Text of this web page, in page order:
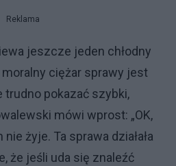
Reklama
jeszcze jeden chłodny
ciężar sprawy jest
pokazać szybki,
mówi wprost: „OK,
żyje. Ta sprawa działała
że jeśli uda się znaleźć